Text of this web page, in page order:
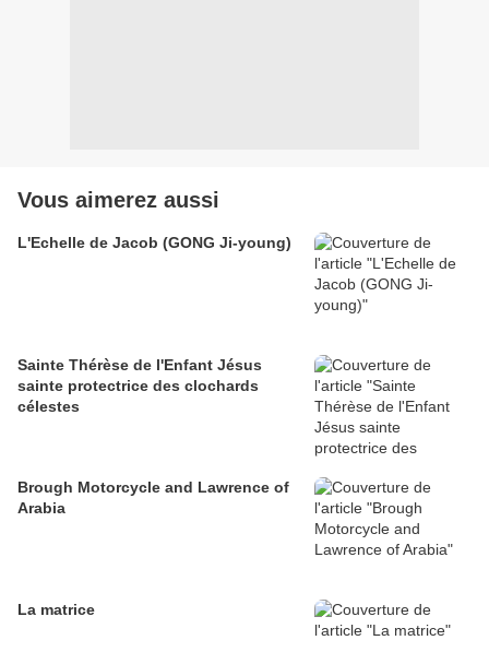
Vous aimerez aussi
L'Echelle de Jacob (GONG Ji-young)
Sainte Thérèse de l'Enfant Jésus
sainte protectrice des clochards
célestes
Brough Motorcycle and Lawrence of
Arabia
La matrice